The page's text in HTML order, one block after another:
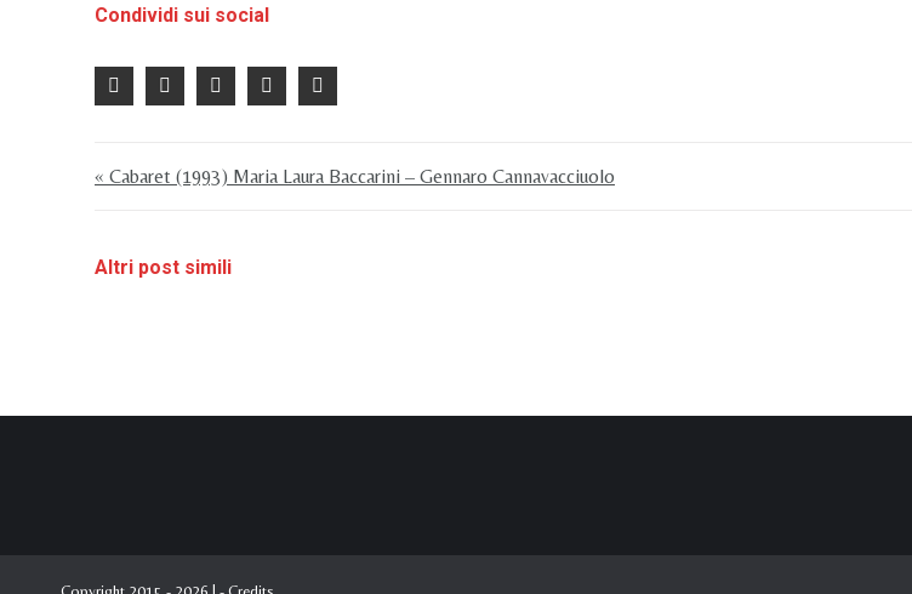
Condividi sui social
« Cabaret (1993) Maria Laura Baccarini – Gennaro Cannavacciuolo
Altri post simili